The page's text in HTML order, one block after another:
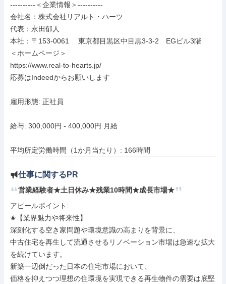
----------＜企業情報＞----------
会社名：株式会社リアルト・ハーツ
代表：永田郁人
本社：〒153-0061　 東京都目黒区中目黒3-3-2　EGビル3階
＜ホームページ＞
https://www.real-to-hearts.jp/
応募はIndeedからお願いします
雇用形態: 正社員
給与: 300,000円 - 400,000円 月給
平均所定労働時間（1か月当たり）: 166時間
仕事に関するPR
営業経験者★土日休み★残業10時間★成長市場★
アピールポイント:
✬【業界魅力や将来性】
深刻化する空き家問題や環境意識の高まりを背景に、
中古住宅を再生して流通させるリノベーション市場は急速な拡大
を続けています。
新築一辺倒だった日本の住宅市場において、
価格を抑えつつ理想の住環境を実現できる再生物件の需要は底堅